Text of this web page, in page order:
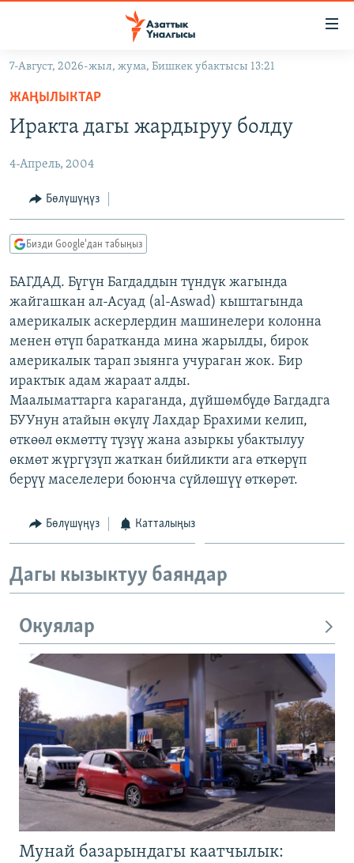
Навигацияга
өтүңүз
Издөөгө
салыңызКЫРГЫЗСТАН
САЯСАТ
ЭКОНОМИКА
ДҮЙНӨ
ДҮЙНӨ
БОРБОР АЗИЯ
УКРАИНА
АТАЙЫН ИЛИКТӨӨ
БҮГҮН АЗАТТЫКТА
ЭКСПЕРТТЕР ТАЛДАЙТ
ДАНИСТЕ
ЭЖЕ-СИҢДИЛЕР
АЗАТТЫК+
ЫҢГАЙСЫЗ СУРООЛОР
ПОДКАСТ
ӨЗГӨЧӨ ПИКИР
Русский
ОНЛАЙН ШЕРИНЕ
ЭЕ/АРнун бардык сайттары
7-Август, 2026-жыл, жума, Бишкек убактысы 13:21
ЖАҢЫЛЫКТАР
Иракта дагы жардыруу болду
4-Апрель, 2004
Бөлүшүңүз
Бизди Google'дан табыңыз
БАГДАД. Бүгүн Багдаддын түндүк жагында
жайгашкан ал-Асуад (al-Aswad) кыштагында
америкалык аскерлердин машинелери колонна
менен өтүп баратканда мина жарылды, бирок
америкалык тарап зыянга учураган жок. Бир
ирактык адам жараат алды.
Маалыматтарга караганда, дүйшөмбүдө Багдадга
БУУнун атайын өкүлү Лахдар Брахими келип,
өткөөл өкмөттү түзүү жана азыркы убактылуу
өкмөт жүргүзүп жаткан бийликти ага өткөрүп
берүү маселелери боюнча сүйлөшүү өткөрөт.
Бөлүшүңүз Катталыңыз
Дагы кызыктуу баяндар
Окуялар
Мунай базарындагы каатчылык: